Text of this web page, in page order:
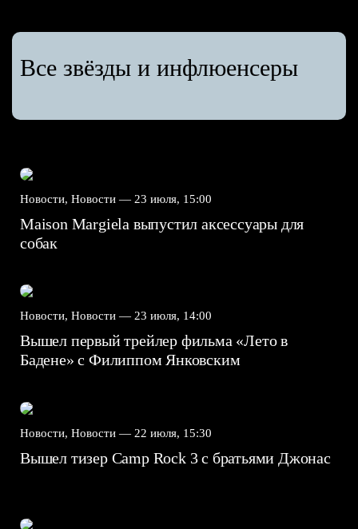
Все звёзды и инфлюенсеры
Новости, Новости — 23 июля, 15:00
Maison Margiela выпустил аксессуары для
собак
Новости, Новости — 23 июля, 14:00
Вышел первый трейлер фильма «Лето в
Бадене» с Филиппом Янковским
Новости, Новости — 22 июля, 15:30
Вышел тизер Camp Rock 3 с братьями Джонас